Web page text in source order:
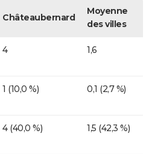
Châteaubernard
Moyenne
des villes
4 1,6
1 (10,0 %) 0,1 (2,7 %)
4 (40,0 %) 1,5 (42,3 %)